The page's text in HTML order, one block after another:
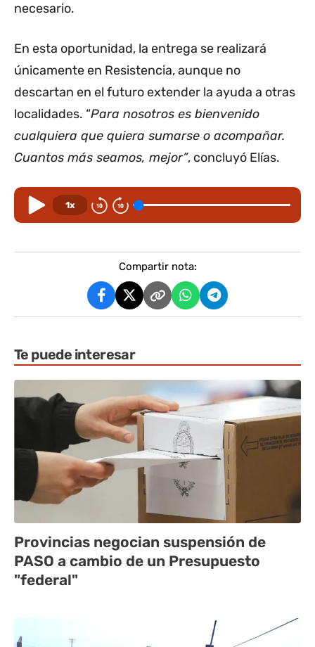
necesario.
En esta oportunidad, la entrega se realizará
únicamente en Resistencia, aunque no
descartan en el futuro extender la ayuda a otras
localidades. “Para nosotros es bienvenido
cualquiera que quiera sumarse o acompañar.
Cuantos más seamos, mejor”, concluyó Elías.
1x
Compartir nota:
Te puede interesar
Provincias negocian suspensión de
PASO a cambio de un Presupuesto
"federal"